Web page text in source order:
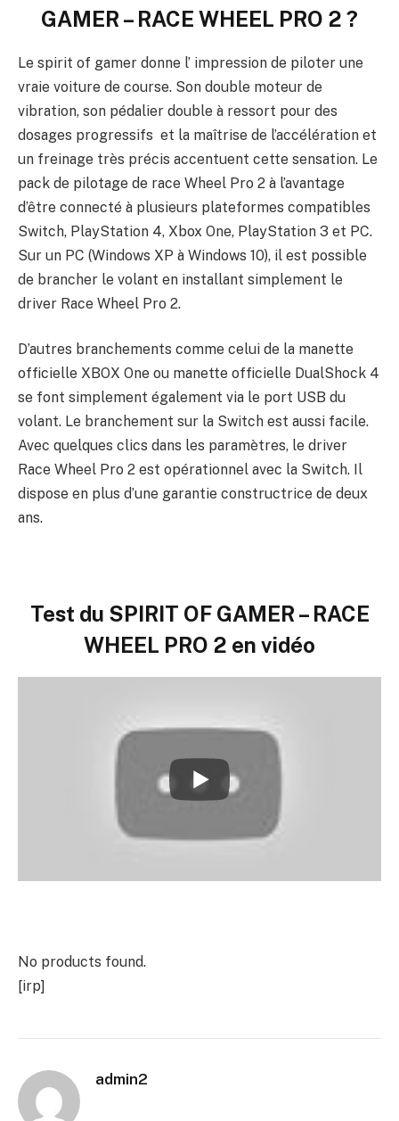
GAMER – RACE WHEEL PRO 2 ?
Le spirit of gamer donne l’ impression de piloter une
vraie voiture de course. Son double moteur de
vibration, son pédalier double à ressort pour des
dosages progressifs et la maîtrise de l’accélération et
un freinage très précis accentuent cette sensation. Le
pack de pilotage de race Wheel Pro 2 à l’avantage
d’être connecté à plusieurs plateformes compatibles
Switch, PlayStation 4, Xbox One, PlayStation 3 et PC.
Sur un PC (Windows XP à Windows 10), il est possible
de brancher le volant en installant simplement le
driver Race Wheel Pro 2.
D’autres branchements comme celui de la manette
officielle XBOX One ou manette officielle DualShock 4
se font simplement également via le port USB du
volant. Le branchement sur la Switch est aussi facile.
Avec quelques clics dans les paramètres, le driver
Race Wheel Pro 2 est opérationnel avec la Switch. Il
dispose en plus d’une garantie constructrice de deux
ans.
Test du SPIRIT OF GAMER – RACE
WHEEL PRO 2 en vidéo
No products found.
[irp]
admin2